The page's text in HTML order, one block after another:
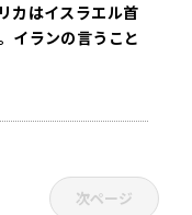
カはイスラエル首
イランの言うこと
次ページ